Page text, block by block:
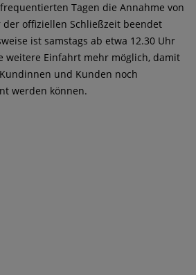
Tagen die Annahme von
offiziellen Schließzeit beendet
ist samstags ab etwa 12.30 Uhr
weitere Einfahrt mehr möglich, damit
und Kunden noch
werden können.